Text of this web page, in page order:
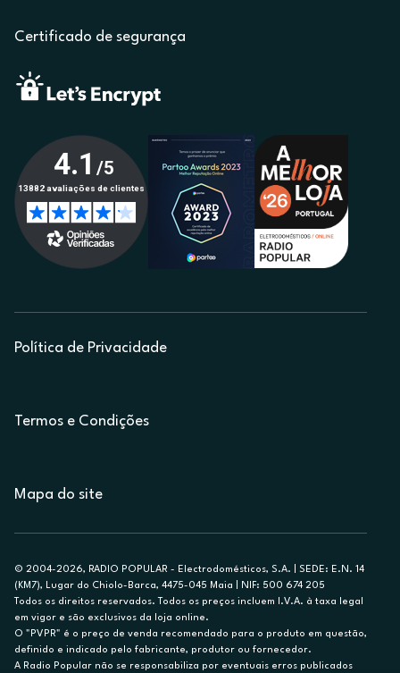
Certificado de segurança
Política de Privacidade
Termos e Condições
Mapa do site
© 2004-2026, RADIO POPULAR - Electrodomésticos, S.A. | SEDE: E.N. 14
(KM7), Lugar do Chiolo-Barca, 4475-045 Maia | NIF: 500 674 205
Todos os direitos reservados. Todos os preços incluem I.V.A. à taxa legal
em vigor e são exclusivos da loja online.
O "PVPR" é o preço de venda recomendado para o produto em questão,
definido e indicado pelo fabricante, produtor ou fornecedor.
A Radio Popular não se responsabiliza por eventuais erros publicados